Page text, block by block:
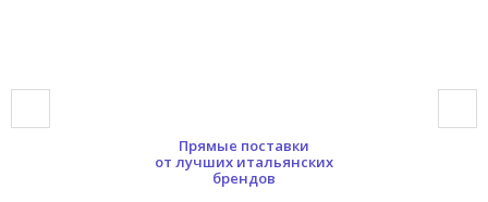
Прямые поставки
от лучших итальянских
брендов